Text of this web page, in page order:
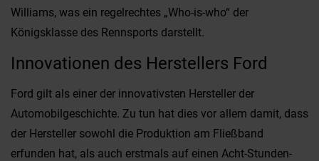
Williams, was ein regelrechtes „Who-is-who“ der
Königsklasse des Rennsports darstellt.
Innovationen des Herstellers Ford
Ford gilt als einer der innovativsten Hersteller der
Automobilgeschichte. Zu tun hat dies vor allem damit, dass
der Hersteller sowohl die Produktion am Fließband
erfunden hat, als auch erstmals auf einen Acht-Stunden-